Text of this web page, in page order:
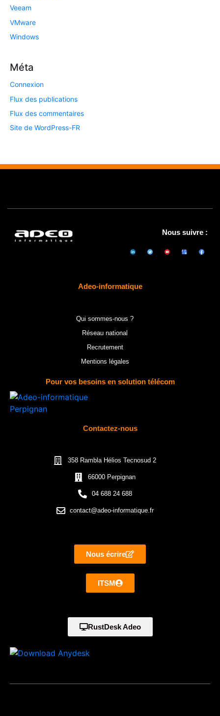
Veeam
VMware
Windows
Méta
Connexion
Flux des publications
Flux des commentaires
Site de WordPress-FR
Nous suivre :
Adeo-informatique
Qui sommes-nous ?
Réseau national
Recrutement
Mentions légales
Pour vos besoins en solution télécom
Contactez-nous
358 Rambla Hélios Tecnosud 2
66000 Perpignan
04 688 24 688
contact@adeo-informatique.fr
Nous écrire
ITSM
RustDesk Adeo